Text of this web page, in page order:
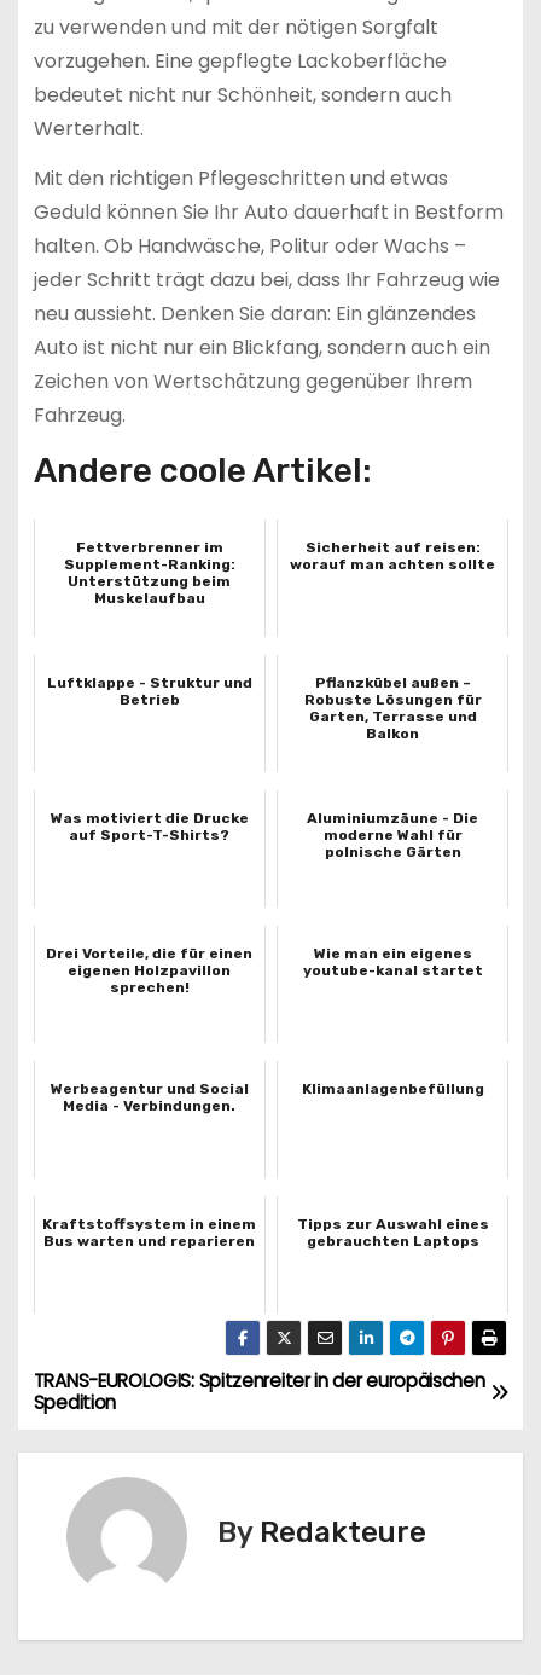
zu verwenden und mit der nötigen Sorgfalt
vorzugehen. Eine gepflegte Lackoberfläche
bedeutet nicht nur Schönheit, sondern auch
Werterhalt.
Mit den richtigen Pflegeschritten und etwas
Geduld können Sie Ihr Auto dauerhaft in Bestform
halten. Ob Handwäsche, Politur oder Wachs –
jeder Schritt trägt dazu bei, dass Ihr Fahrzeug wie
neu aussieht. Denken Sie daran: Ein glänzendes
Auto ist nicht nur ein Blickfang, sondern auch ein
Zeichen von Wertschätzung gegenüber Ihrem
Fahrzeug.
Andere coole Artikel:
Fettverbrenner im
Supplement-Ranking:
Unterstützung beim
Muskelaufbau
Sicherheit auf reisen:
worauf man achten sollte
Luftklappe - Struktur und
Betrieb
Pflanzkübel außen –
Robuste Lösungen für
Garten, Terrasse und
Balkon
Was motiviert die Drucke
auf Sport-T-Shirts?
Aluminiumzäune - Die
moderne Wahl für
polnische Gärten
Drei Vorteile, die für einen
eigenen Holzpavillon
sprechen!
Wie man ein eigenes
youtube-kanal startet
Werbeagentur und Social
Media - Verbindungen.
Klimaanlagenbefüllung
Kraftstoffsystem in einem
Bus warten und reparieren
Tipps zur Auswahl eines
gebrauchten Laptops
N
a
a
TRANS-EUROLOGIS: Spitzenreiter in der europäischen
Spedition
By Redakteure